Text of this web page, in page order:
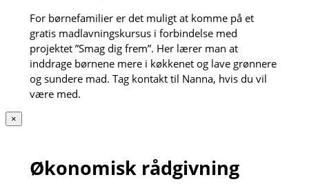
For børnefamilier er det muligt at komme på et
gratis madlavningskursus i forbindelse med
projektet ”Smag dig frem”. Her lærer man at
inddrage børnene mere i køkkenet og lave grønnere
og sundere mad. Tag kontakt til Nanna, hvis du vil
være med.
×
Økonomisk rådgivning